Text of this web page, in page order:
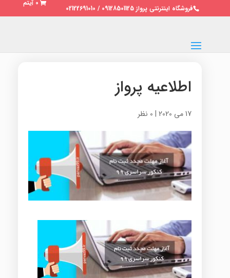
فروشگاه اینترنتی پرواز 09128501125 / 02122691010
0 آیتم
اطلاعیه پرواز
17 می 2020 | 0 نظر